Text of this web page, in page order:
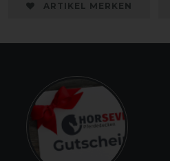
ARTIKEL MERKEN